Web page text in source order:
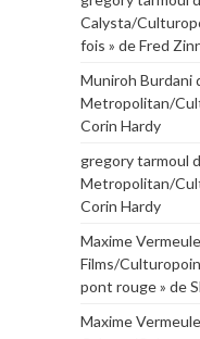
Calysta/
fois » de Fred
Muniroh Burdani
Metropolitan/
Corin Hardy
gregory tarmoul
Metropolitan/
Corin Hardy
Maxime
Films/
pont rouge » de
Maxime